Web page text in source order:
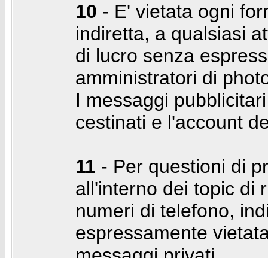
10 - E' vietata ogni
indiretta, a qualsiasi
di lucro senza
amministratori di
I messaggi
cestinati e l'account
11 - Per questioni di
all'interno dei topic di
numeri di telefono,
espressamente